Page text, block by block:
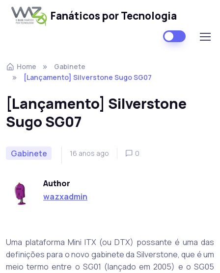
Fanáticos por Tecnologia
Home
Gabinete
[Lançamento] Silverstone Sugo SG07
[Lançamento] Silverstone
Sugo SG07
Gabinete 16 anos ago 0
Author
wazxadmin
Uma plataforma Mini ITX (ou DTX) possante é uma das
definições para o novo gabinete da Silverstone, que é um
meio termo entre o SG01 (lançado em 2005) e o SG05